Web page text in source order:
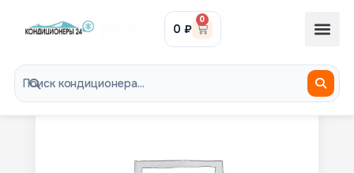
8-985-300-29-29 0 ₽
0
В НАЛИЧИИ